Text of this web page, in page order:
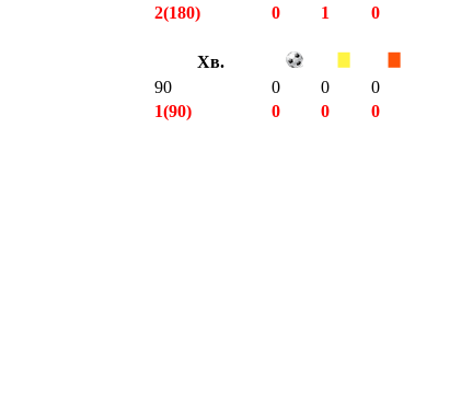
2(180) 0 1
0
Хв.
90 0 0
0
1(90) 0 0
0